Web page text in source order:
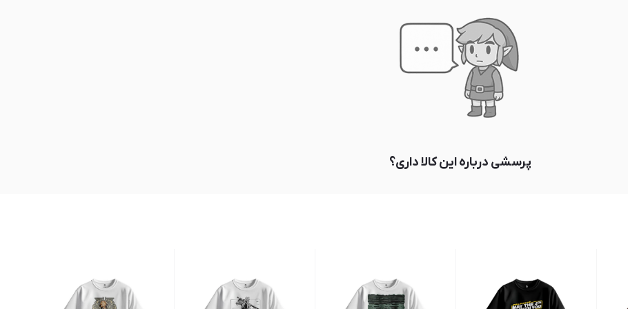
پرسشی درباره این کالا داری؟